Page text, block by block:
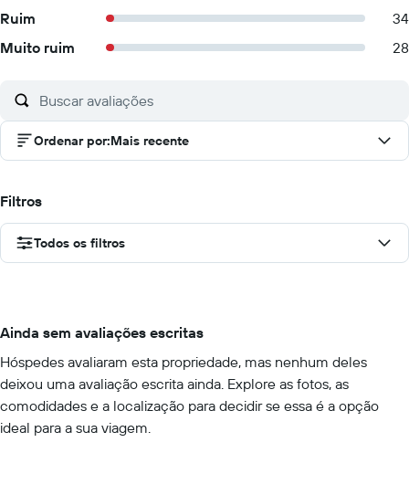
Ruim
34
Muito ruim
28
Ordenar por:Mais recente
Filtros
Todos os filtros
Ainda sem avaliações escritas
Hóspedes avaliaram esta propriedade, mas nenhum deles
deixou uma avaliação escrita ainda. Explore as fotos, as
comodidades e a localização para decidir se essa é a opção
ideal para a sua viagem.